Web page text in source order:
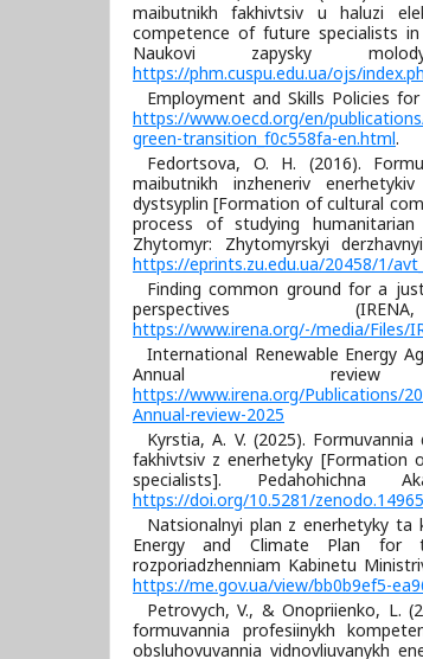
maibutnikh fakhivtsiv u haluzi
competence of future specialists
Naukovi zapysky
https://phm.cuspu.edu.ua/ojs/
Employment and Skills Policies
https://www.oecd.org/en/
green-transition_f0c558fa-en.html.
Fedortsova, O. H. (2016).
maibutnikh inzheneriv
dystsyplin [Formation of cultural
process of studying humanitarian
Zhytomyr: Zhytomyrskyi
https://eprints.zu.edu.ua/20458/1/
Finding common ground for a
perspectives
https://www.irena.org/-/media/Files/
International Renewable Energy
Annual
https://www.irena.org/Publications/
Annual-review-2025
Kyrstia, A. V. (2025).
fakhivtsiv z enerhetyky [Formation
specialists]. Pedahohichna
https://doi.org/10.5281/
Natsionalnyi plan z enerhetyky
Energy and Climate Plan for
rozporiadzhenniam Kabinetu
https://me.gov.ua/view/bb0b9ef5-
Petrovych, V., & Onopriienko, L.
formuvannia profesiinykh
obsluhovuvannia vidnovliuvanykh